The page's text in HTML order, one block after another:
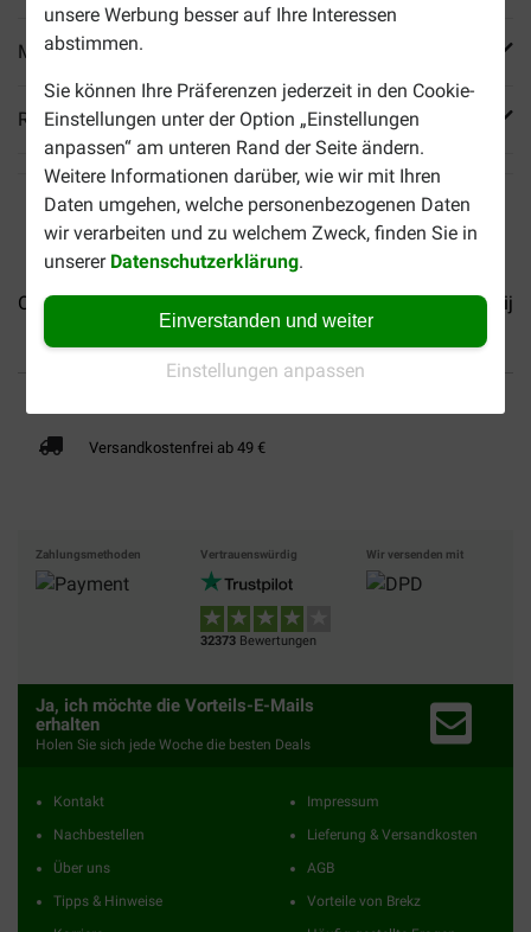
unsere Werbung besser auf Ihre Interessen
abstimmen.
Sie können Ihre Präferenzen jederzeit in den Cookie-
Einstellungen unter der Option „Einstellungen
anpassen“ am unteren Rand der Seite ändern.
Weitere Informationen darüber, wie wir mit Ihren
Daten umgehen, welche personenbezogenen Daten
wir verarbeiten und zu welchem Zweck, finden Sie in
unserer Datenschutzerklärung.
Einverstanden und weiter
Einstellungen anpassen
Mehr Produktinfos
Reviews
Orijen Puppy Hundefutter Orijen Senior Hundefutter
Versandkostenfrei ab 49 €
Zahlungsmethoden Vertrauenswürdig
32373 Bewertungen
Wir versenden mit
Ja, ich möchte die Vorteils-E-Mails
erhalten
Holen Sie sich jede Woche die besten Deals
Kontakt
Nachbestellen
Über uns
Tipps & Hinweise
Impressum
Lieferung & Versandkosten
AGB
Vorteile von Brekz